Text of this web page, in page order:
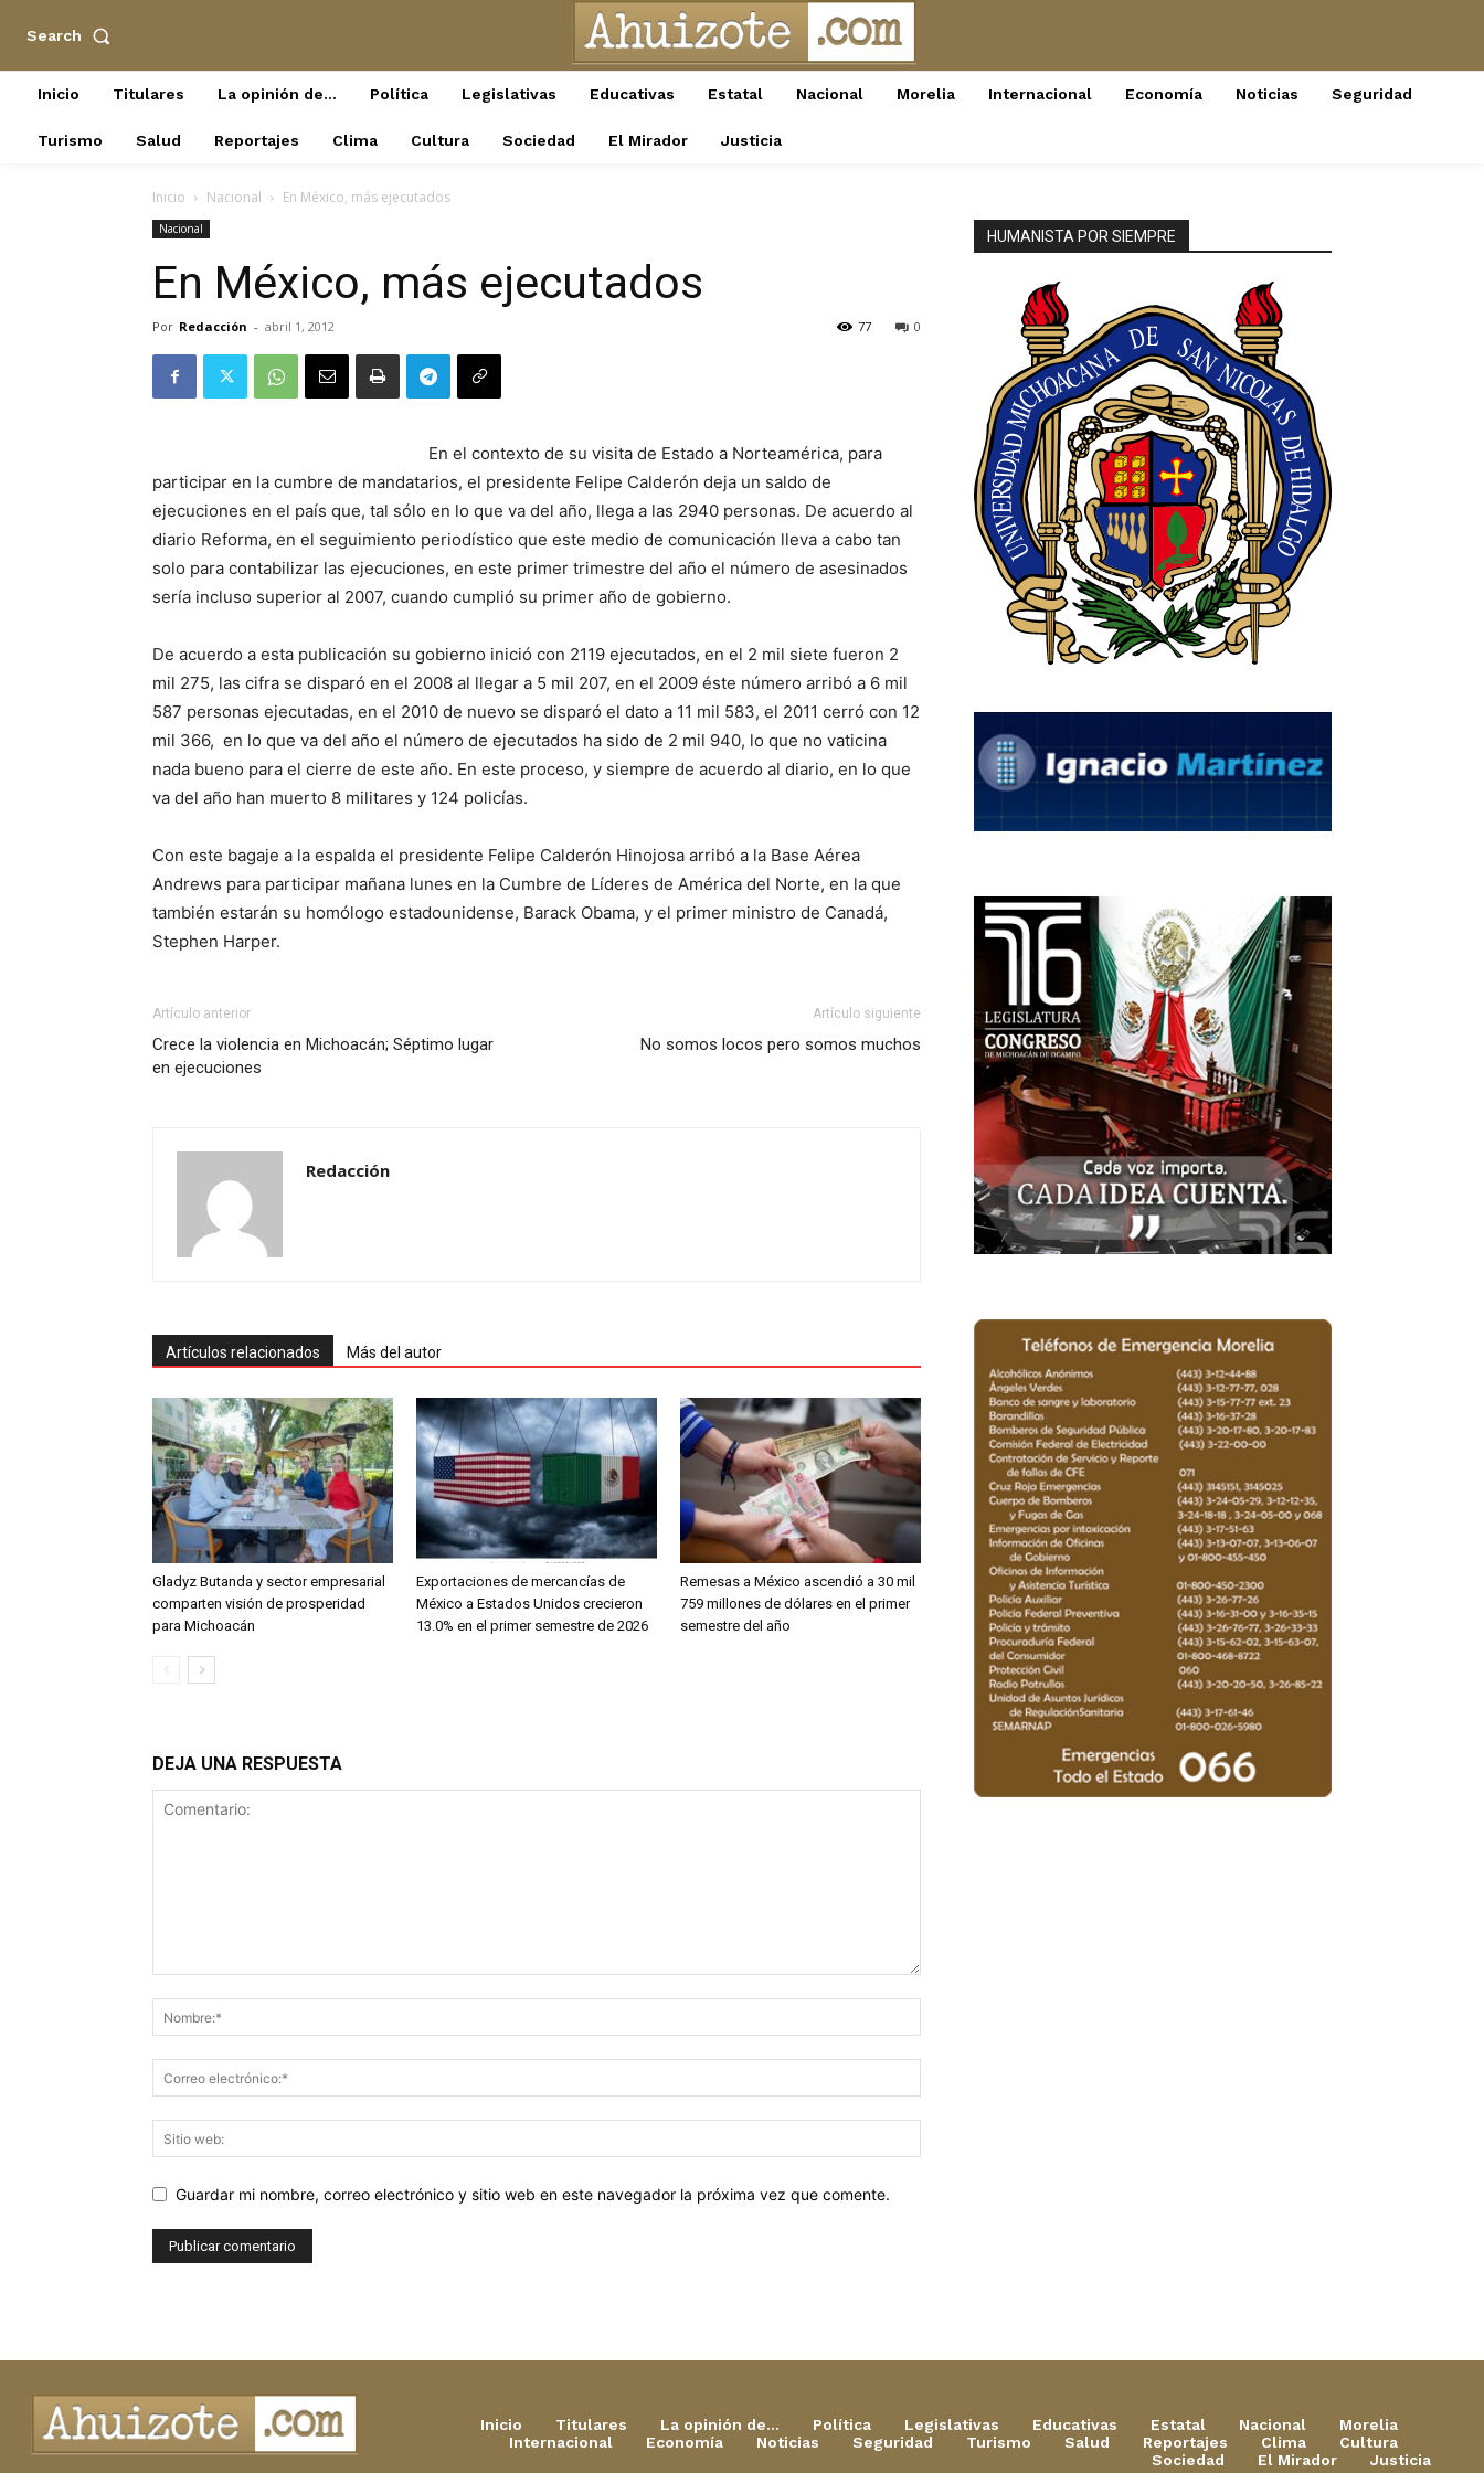
Search
Inicio Titulares La opinión de… Política Legislativas Educativas Estatal Nacional Morelia Internacional Economía Noticias Seguridad
Turismo Salud Reportajes Clima Cultura Sociedad El Mirador Justicia
Inicio Nacional En México, más ejecutados
Nacional
En México, más ejecutados
Por Redacción - abril 1, 2012 0
77
En el contexto de su visita de Estado a Norteamérica, para
participar en la cumbre de mandatarios, el presidente Felipe Calderón deja un saldo de
ejecuciones en el país que, tal sólo en lo que va del año, llega a las 2940 personas. De acuerdo al
diario Reforma, en el seguimiento periodístico que este medio de comunicación lleva a cabo tan
solo para contabilizar las ejecuciones, en este primer trimestre del año el número de asesinados
sería incluso superior al 2007, cuando cumplió su primer año de gobierno.
De acuerdo a esta publicación su gobierno inició con 2119 ejecutados, en el 2 mil siete fueron 2
mil 275, las cifra se disparó en el 2008 al llegar a 5 mil 207, en el 2009 éste número arribó a 6 mil
587 personas ejecutadas, en el 2010 de nuevo se disparó el dato a 11 mil 583, el 2011 cerró con 12
mil 366, en lo que va del año el número de ejecutados ha sido de 2 mil 940, lo que no vaticina
nada bueno para el cierre de este año. En este proceso, y siempre de acuerdo al diario, en lo que
va del año han muerto 8 militares y 124 policías.
Con este bagaje a la espalda el presidente Felipe Calderón Hinojosa arribó a la Base Aérea
Andrews para participar mañana lunes en la Cumbre de Líderes de América del Norte, en la que
también estarán su homólogo estadounidense, Barack Obama, y el primer ministro de Canadá,
Stephen Harper.
Artículo anterior
Crece la violencia en Michoacán; Séptimo lugar
en ejecuciones
Artículo siguiente
No somos locos pero somos muchos
Redacción
Artículos relacionados Más del autor
Gladyz Butanda y sector empresarial
comparten visión de prosperidad
para Michoacán
Exportaciones de mercancías de
México a Estados Unidos crecieron
13.0% en el primer semestre de 2026
Remesas a México ascendió a 30 mil
759 millones de dólares en el primer
semestre del año
DEJA UNA RESPUESTA
Guardar mi nombre, correo electrónico y sitio web en este navegador la próxima vez que comente.
HUMANISTA POR SIEMPRE
Inicio Titulares La opinión de… Política Legislativas Educativas Estatal Nacional
Morelia
Internacional
Economía Noticias Seguridad Turismo Salud Reportajes Clima
Cultura
Sociedad
El Mirador Justicia